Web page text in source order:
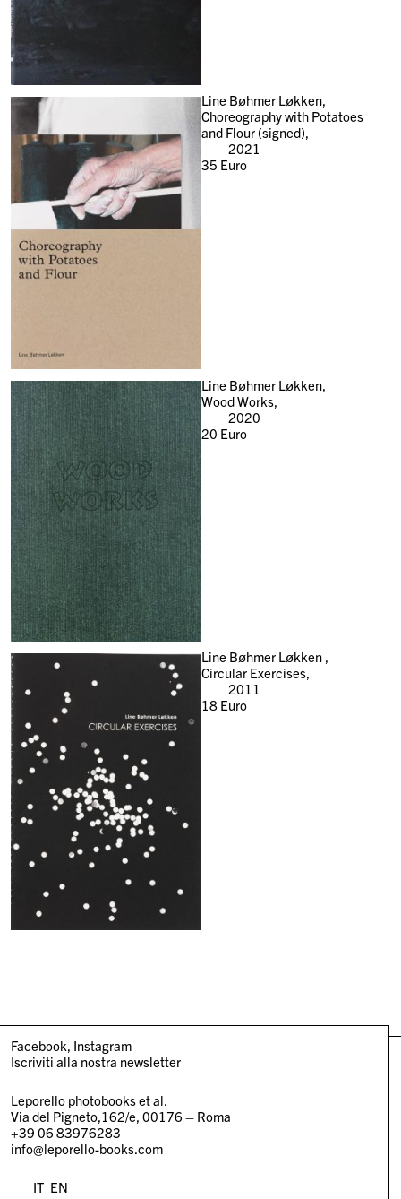
Line Bøhmer Løkken,
Choreography with Potatoes
and Flour (signed),
2021
35 Euro
Line Bøhmer Løkken,
Wood Works,
2020
20 Euro
Line Bøhmer Løkken ,
Circular Exercises,
2011
18Euro
Facebook Instagram
Iscriviti alla nostra newsletter
Leporello photobooks et al.
Via del Pigneto,162/e, 00176 – Roma
+39 06 83976283
info@leporello-books.com
IT EN